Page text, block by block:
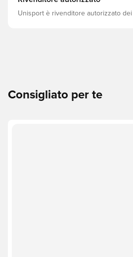
Unisport è rivenditore autorizzato
Consigliato per te